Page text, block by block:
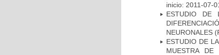
inicio: 2011-07-
ESTUDIO DE
NEURONALES
ESTUDIO DE
MUESTRA DE